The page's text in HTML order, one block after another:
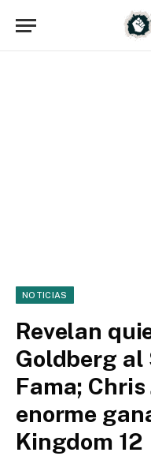
NOTICIAS
Revelan
Goldberg al
Fama;
enorme
Kingdom 12